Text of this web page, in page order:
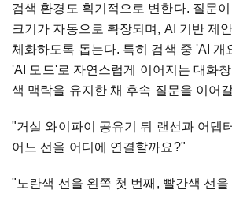
검색 환경도 획기적으로 변한다. 질문
크기가 자동으로 확장되며, AI 기반 제
체화하도록 돕는다. 특히 검색 중 'AI 개
'AI 모드'로 자연스럽게 이어지는 대화
색 맥락을 유지한 채 후속 질문을 이어
"거실 와이파이 공유기 뒤 랜선과 어댑
어느 선을 어디에 연결할까요?"
"노란색 선을 왼쪽 첫 번째, 빨간색 선을